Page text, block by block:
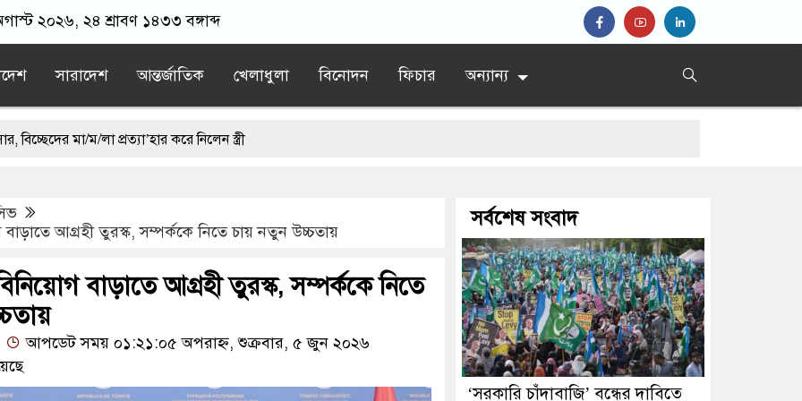
২০২৬, ২৪ শ্রাবণ ১৪৩৩ বঙ্গাব্দ
সারাদেশ আন্তর্জাতিক খেলাধুলা বিনোদন ফিচার অন্যান্য
লা প্রত্যা’হার করে নিলেন স্ত্রী
মন্তব্য থেকে ইউ-টার্ন কঙ্গনা রনৌতের
সব রেকর্ড মুছে ফেলা: শফিকুল আলম
বাড়াতে আগ্রহী তুরস্ক, সম্পর্ককে নিতে চায় নতুন উচ্চতায়
বাড়াতে আগ্রহী তুরস্ক, সম্পর্ককে নিতে
আপডেট সময় ০১:২১:০৫ অপরাহ্ন, শুক্রবার, ৫ জুন ২০২৬
সর্বশেষ সংবাদ
‘সরকারি চাঁদাবাজি’ বন্ধের দাবিতে